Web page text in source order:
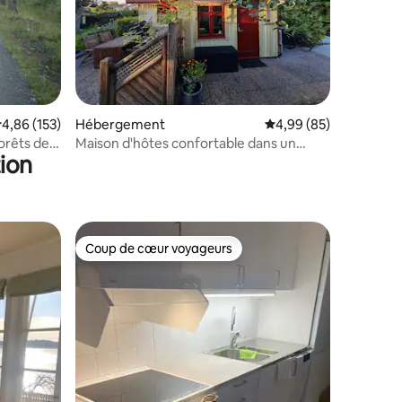
: 4,96 sur 5
moyenne sur la base de 153 commentaires : 4,86 sur 5
4,86 (153)
de
Hébergement Évaluation moyenne
4,99 (85)
Maison d'hôtes confortable dans un
Coup de cœur voyageurs
Coup de cœur voyageurs